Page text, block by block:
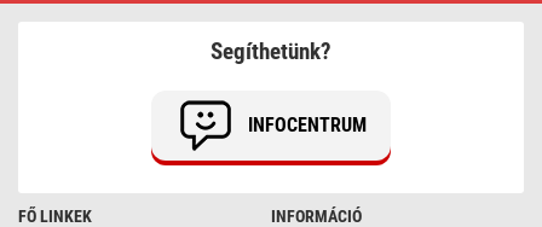
FŐ LINKEK INFORMÁCIÓ
Segíthetünk?
INFOCENTRUM